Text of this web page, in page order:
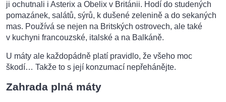
ji ochutnali i Asterix a Obelix v Británii. Hodí do studených
pomazánek, salátů, sýrů, k dušené zelenině a do sekaných
mas. Používá se nejen na Britských ostrovech, ale také
v kuchyni francouzské, italské a na Balkáně.
U máty ale každopádně platí pravidlo, že všeho moc
škodí… Takže to s její konzumací nepřehánějte.
Zahrada plná máty